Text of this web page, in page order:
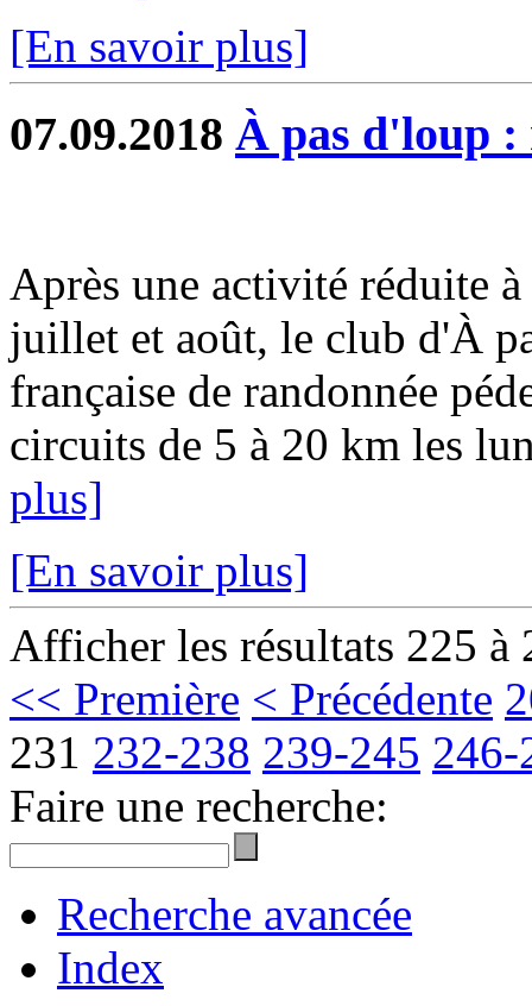
[En savoir plus]
07.09.2018 À pas d'loup :
Après une activité réduite
juillet et août, le club d'À
française de randonnée
circuits de 5 à 20 km les
plus]
[En savoir plus]
Afficher les résultats 225 à
<< Première < Précédente
231 232-238 239-245 246-
Faire une recherche:
Recherche avancée
Index